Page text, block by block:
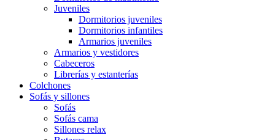
Juveniles
Dormitorios juveniles
Dormitorios infantiles
Armarios juveniles
Armarios y vestidores
Cabeceros
Librerías y estanterías
Colchones
Sofás y sillones
Sofás
Sofás cama
Sillones relax